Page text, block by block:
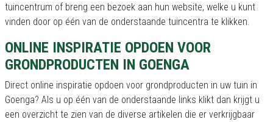
tuincentrum of breng een bezoek aan hun website, welke u kunt
vinden door op één van de onderstaande tuincentra te klikken.
ONLINE INSPIRATIE OPDOEN VOOR
GRONDPRODUCTEN IN GOENGA
Direct online inspiratie opdoen voor grondproducten in uw tuin in
Goenga? Als u op één van de onderstaande links klikt dan krijgt u
een overzicht te zien van de diverse artikelen die er verkrijgbaar